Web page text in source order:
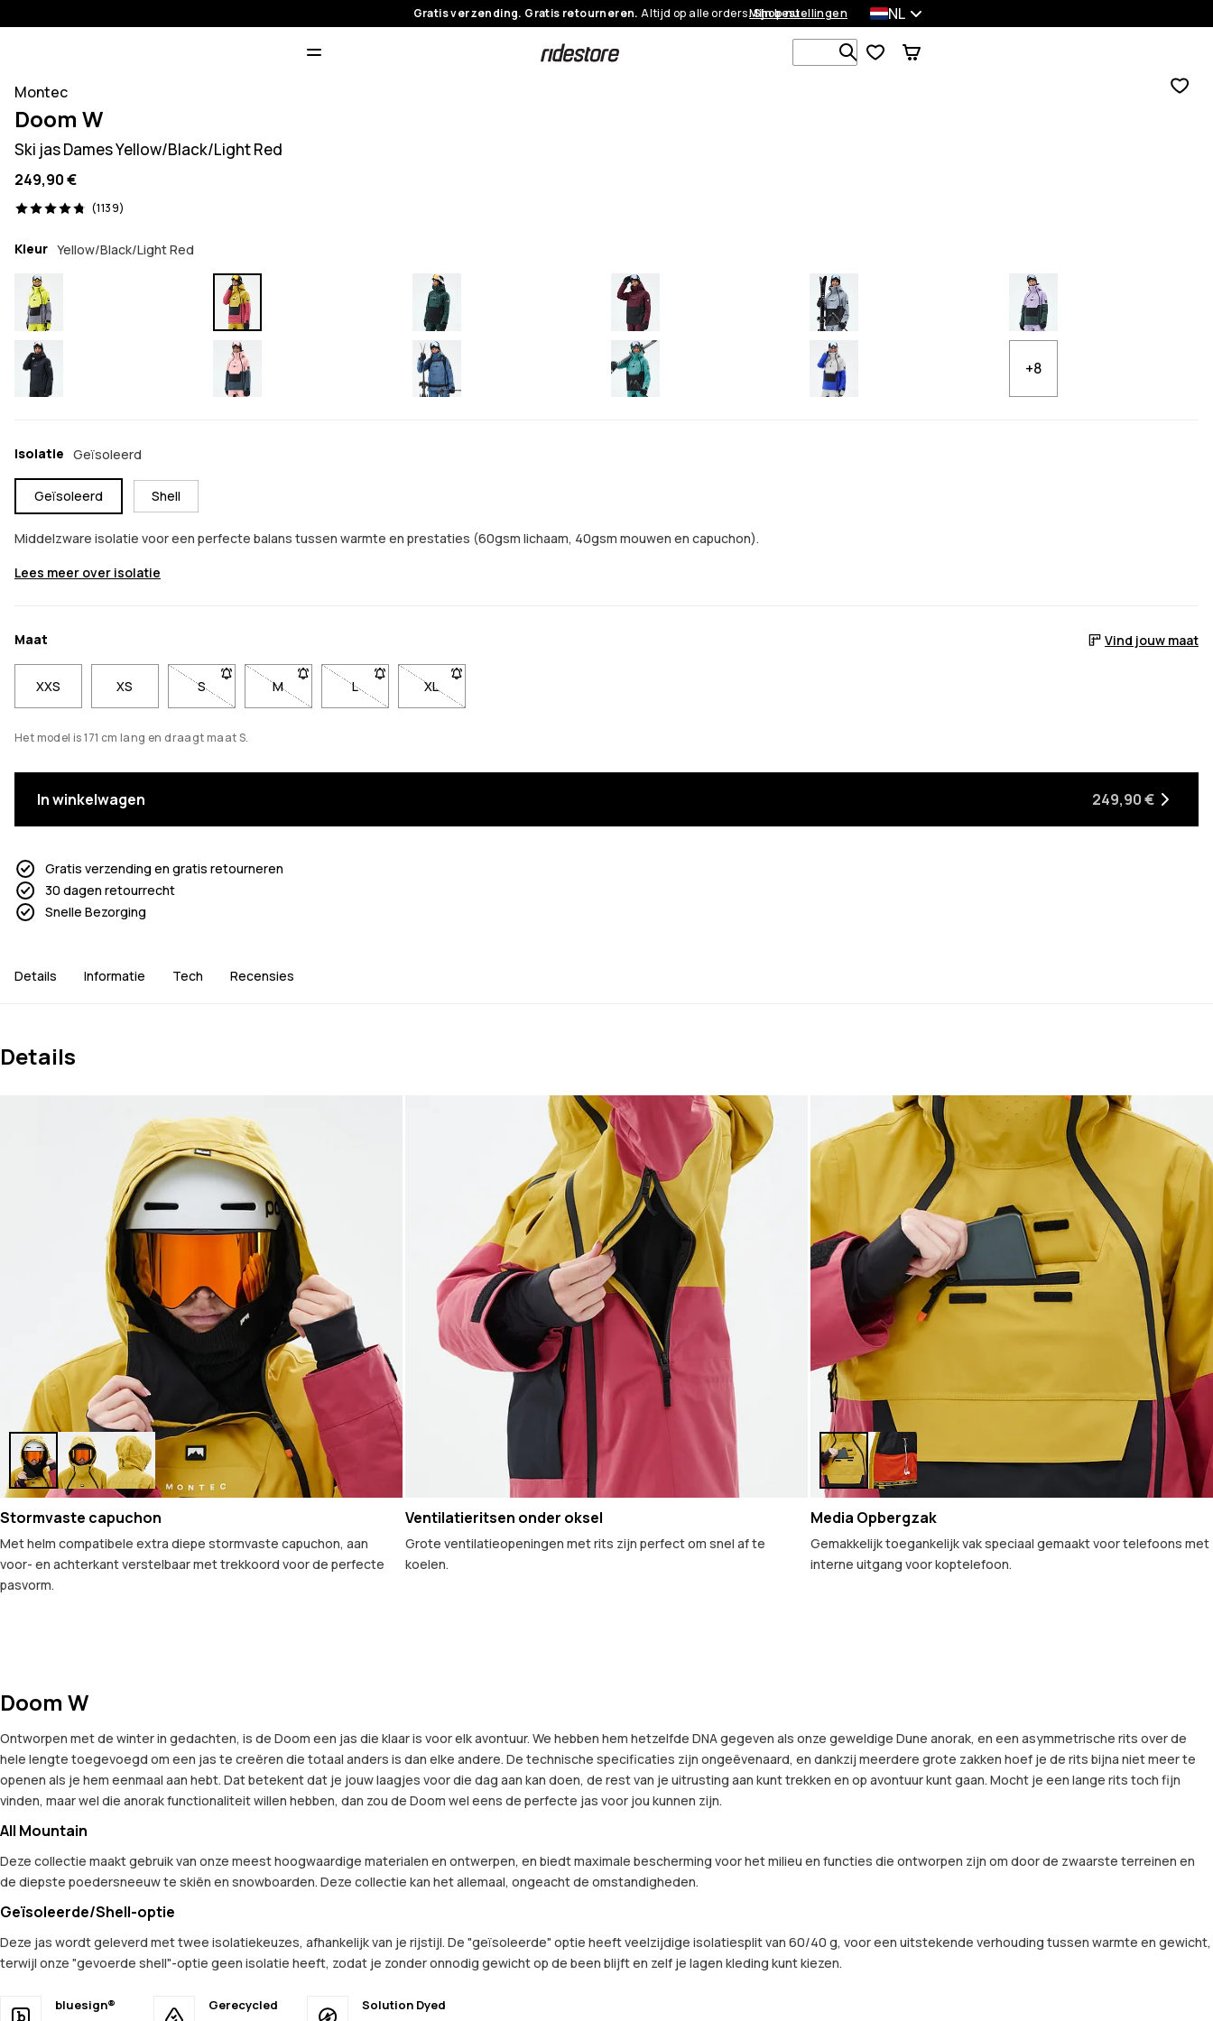
Gratis verzending. Gratis retourneren. Altijd op alle orders.Shop nu
Mijn bestellingen NL
Zoek in 1 000+ producten
Montec
Doom W
Ski jas Dames Yellow/Black/Light Red
249,90 €
(1139)
1139 beoordelingen, 4.8/5
Kleur Yellow/Black/Light Red
+8
Isolatie Geïsoleerd
Geïsoleerd Shell
Middelzware isolatie voor een perfecte balans tussen warmte en prestaties (60gsm lichaam, 40gsm mouwen en capuchon).
Lees meer over isolatie
Maat Vind jouw maat
XXS XS S- Maat S niet beschikbaar. Klik om op de hoogte te worden gebracht wanneer het weer op voorraad is
M- Maat M niet beschikbaar. Klik om op de hoogte te worden gebracht wanneer het weer op voorraad is
L- Maat L niet beschikbaar. Klik om op de hoogte te worden gebracht wanneer het weer op voorraad is
XL- Maat XL niet beschikbaar. Klik om op de hoogte te worden gebracht wanneer het weer op voorraad is
Het model is 171 cm lang en draagt maat S.
In winkelwagen 249,90 €
Gratis verzending en gratis retourneren
30 dagen retourrecht
Snelle Bezorging
Details Informatie Tech Recensies
Details
Stormvaste capuchon
Met helm compatibele extra diepe stormvaste capuchon, aan
voor- en achterkant verstelbaar met trekkoord voor de perfecte
pasvorm.
Ventilatieritsen onder oksel
Grote ventilatieopeningen met rits zijn perfect om snel af te
koelen.
Media Opbergzak
Gemakkelijk toegankelijk vak speciaal gemaakt voor telefoons met
interne uitgang voor koptelefoon.
Doom W
Ontworpen met de winter in gedachten, is de Doom een jas die klaar is voor elk avontuur. We hebben hem hetzelfde DNA gegeven als onze geweldige Dune anorak, en een asymmetrische rits over de
hele lengte toegevoegd om een jas te creëren die totaal anders is dan elke andere. De technische specificaties zijn ongeëvenaard, en dankzij meerdere grote zakken hoef je de rits bijna niet meer te
openen als je hem eenmaal aan hebt. Dat betekent dat je jouw laagjes voor die dag aan kan doen, de rest van je uitrusting aan kunt trekken en op avontuur kunt gaan. Mocht je een lange rits toch fijn
vinden, maar wel die anorak functionaliteit willen hebben, dan zou de Doom wel eens de perfecte jas voor jou kunnen zijn.
All Mountain
Deze collectie maakt gebruik van onze meest hoogwaardige materialen en ontwerpen, en biedt maximale bescherming voor het milieu en functies die ontworpen zijn om door de zwaarste terreinen en
de diepste poedersneeuw te skiën en snowboarden. Deze collectie kan het allemaal, ongeacht de omstandigheden.
Geïsoleerde/Shell-optie
Deze jas wordt geleverd met twee isolatiekeuzes, afhankelijk van je rijstijl. De "geïsoleerde" optie heeft veelzijdige isolatiesplit van 60/40 g, voor een uitstekende verhouding tussen warmte en gewicht,
terwijl onze "gevoerde shell"-optie geen isolatie heeft, zodat je zonder onnodig gewicht op de been blijft en zelf je lagen kleding kunt kiezen.
bluesign®
Gerecycled
Solution Dyed